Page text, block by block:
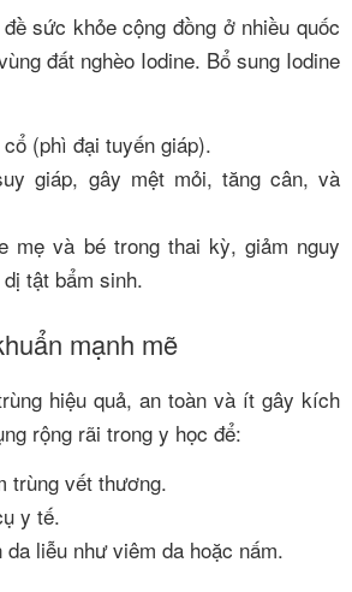
sức khỏe cộng đồng ở nhiều quốc
đất nghèo Iodine. Bổ sung Iodine
(phì đại tuyến giáp).
giáp, gây mệt mỏi, tăng cân, và
mẹ và bé trong thai kỳ, giảm nguy
tật bẩm sinh.
mạnh mẽ
hiệu quả, an toàn và ít gây kích
rộng rãi trong y học để:
trùng vết thương.
y tế.
liễu như viêm da hoặc nấm.